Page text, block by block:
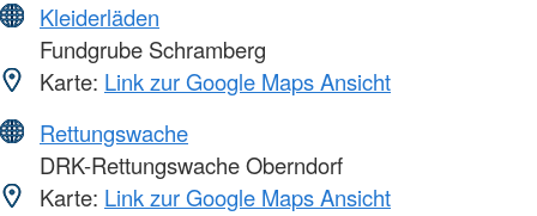
Kleiderläden
Fundgrube Schramberg
Karte: Link zur Google Maps Ansicht
Rettungswache
DRK-Rettungswache Oberndorf
Karte: Link zur Google Maps Ansicht